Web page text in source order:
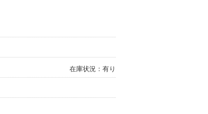
在庫状況：有り